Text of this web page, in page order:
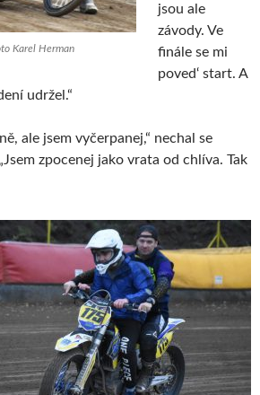
Karel Herman
jsou ale
závody. Ve
finále se mi
poved‘ start. A
udržel.“
ale jsem vyčerpanej,“ nechal se
zpocenej jako vrata od chlíva. Tak